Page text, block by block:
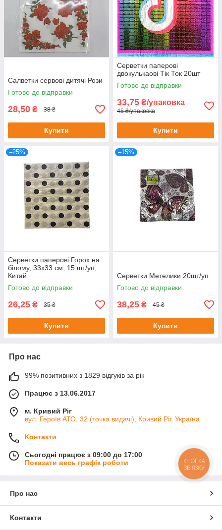
Салветки сервові дитячі Рози
Готово до відправки
28,50 ₴ 38 ₴
Купити
Серветки паперові
двокулькаові Тік Ток 20шт
Готово до відправки
33,75 ₴/упаковка
45 ₴/упаковка
Купити
–25%
Серветки паперові Горох на
білому, 33х33 см, 15 шт/уп,
Китай
Готово до відправки
26,25 ₴ 35 ₴
Купити
–15%
Серветки Метелики 20шт/уп
Готово до відправки
38,25 ₴ 45 ₴
Купити
Про нас
99% позитивних з 1829 відгуків за рік
Працює з 13.06.2017
м. Кривий Ріг
вул. Героїв АТО, 32 (точка видачі), Кривий Ріг, Україна
Контакти
Сьогодні працює з 09:00 до 17:00
Показати весь графік роботи
Про нас
Контакти
КНОПКА
ЗВ'ЯЗКУ